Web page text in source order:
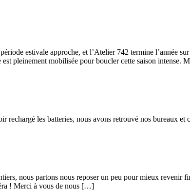
estivale approche, et l’Atelier 742 termine l’année
est pleinement mobilisée pour boucler cette saison intense.
rechargé les batteries, nous avons retrouvé nos bureaux
nous partons nous reposer un peu pour mieux revenir
! Merci à vous de nous […]